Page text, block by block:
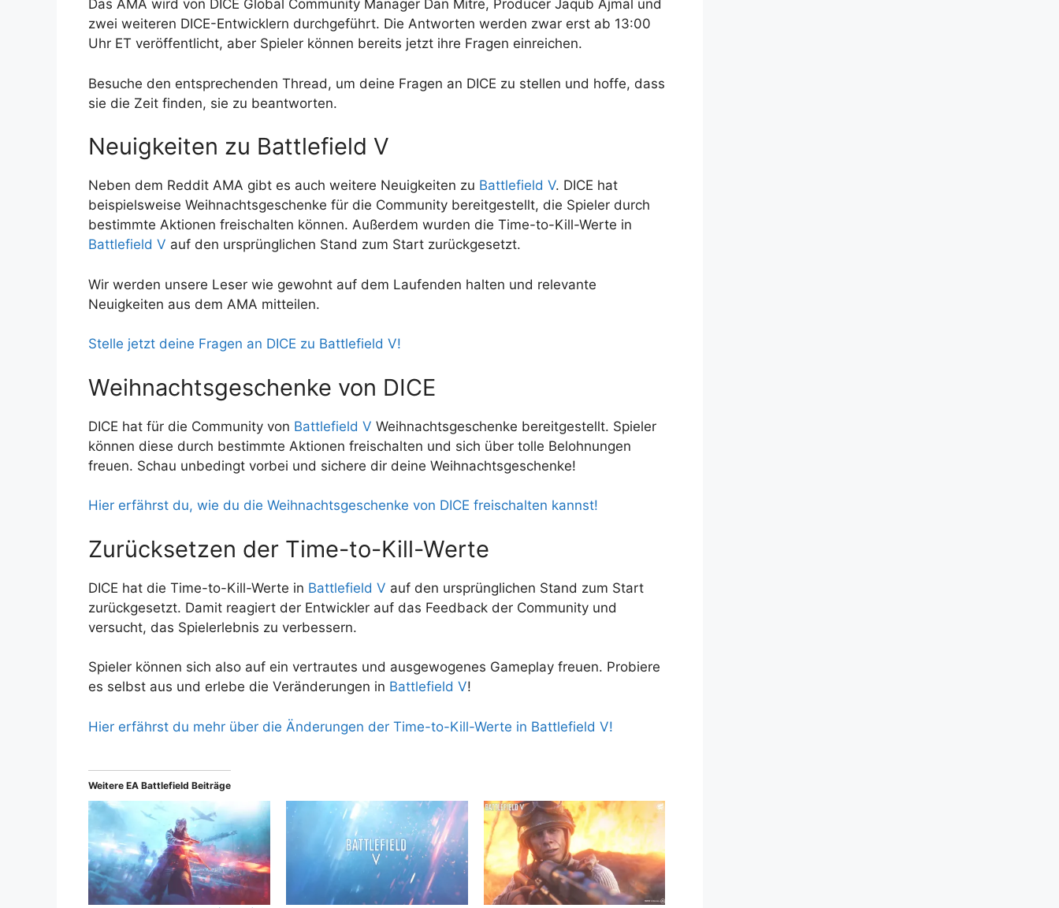
Das AMA wird von DICE Global Community Manager Dan Mitre, Producer Jaqub Ajmal und
zwei weiteren DICE-Entwicklern durchgeführt. Die Antworten werden zwar erst ab 13:00
Uhr ET veröffentlicht, aber Spieler können bereits jetzt ihre Fragen einreichen.
Besuche den entsprechenden Thread, um deine Fragen an DICE zu stellen und hoffe, dass
sie die Zeit finden, sie zu beantworten.
Neuigkeiten zu Battlefield V
Neben dem Reddit AMA gibt es auch weitere Neuigkeiten zu Battlefield V. DICE hat
beispielsweise Weihnachtsgeschenke für die Community bereitgestellt, die Spieler durch
bestimmte Aktionen freischalten können. Außerdem wurden die Time-to-Kill-Werte in
Battlefield V auf den ursprünglichen Stand zum Start zurückgesetzt.
Wir werden unsere Leser wie gewohnt auf dem Laufenden halten und relevante
Neuigkeiten aus dem AMA mitteilen.
Stelle jetzt deine Fragen an DICE zu Battlefield V!
Weihnachtsgeschenke von DICE
DICE hat für die Community von Battlefield V Weihnachtsgeschenke bereitgestellt. Spieler
können diese durch bestimmte Aktionen freischalten und sich über tolle Belohnungen
freuen. Schau unbedingt vorbei und sichere dir deine Weihnachtsgeschenke!
Hier erfährst du, wie du die Weihnachtsgeschenke von DICE freischalten kannst!
Zurücksetzen der Time-to-Kill-Werte
DICE hat die Time-to-Kill-Werte in Battlefield V auf den ursprünglichen Stand zum Start
zurückgesetzt. Damit reagiert der Entwickler auf das Feedback der Community und
versucht, das Spielerlebnis zu verbessern.
Spieler können sich also auf ein vertrautes und ausgewogenes Gameplay freuen. Probiere
es selbst aus und erlebe die Veränderungen in Battlefield V!
Hier erfährst du mehr über die Änderungen der Time-to-Kill-Werte in Battlefield V!
Weitere EA Battlefield Beiträge